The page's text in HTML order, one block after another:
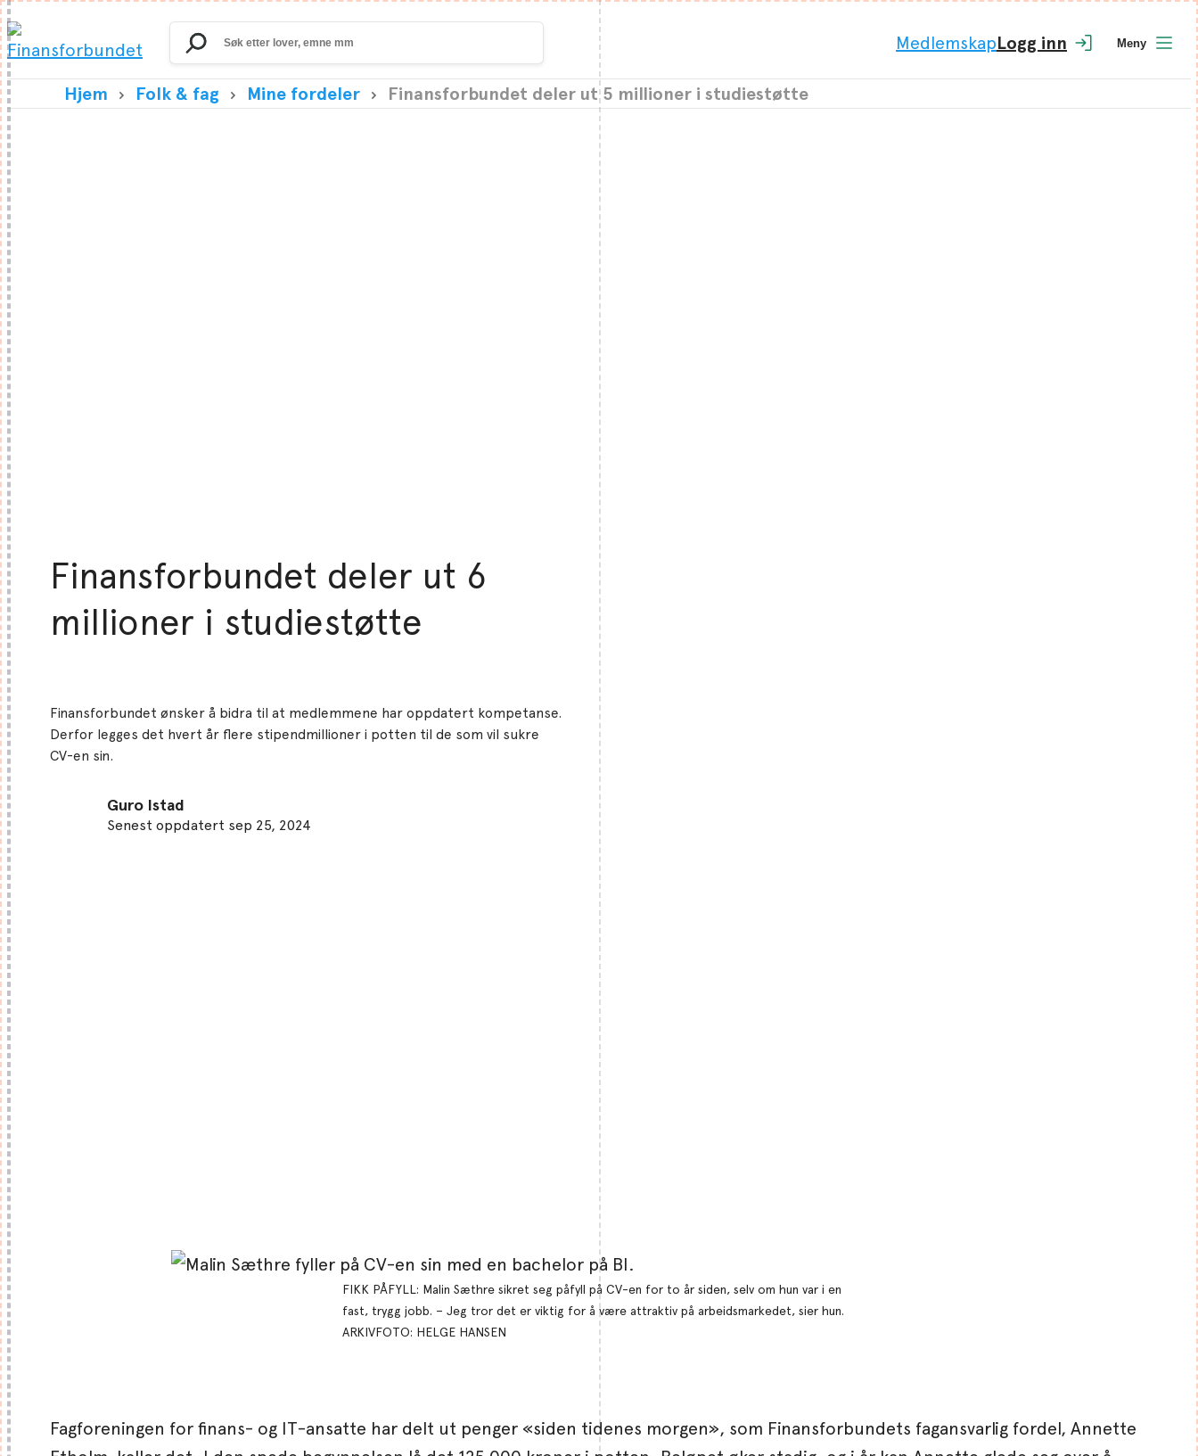
Search
for:
MedlemskapLogg inn Meny
Hjem Folk & fag Mine fordeler Finansforbundet deler ut 5 millioner i studiestøtte
Finansforbundet deler ut 6
millioner i studiestøtte
Finansforbundet ønsker å bidra til at medlemmene har oppdatert kompetanse.
Derfor legges det hvert år flere stipendmillioner i potten til de som vil sukre
CV-en sin.
Guro Istad
Senest oppdatert sep 25, 2024
FIKK PÅFYLL: Malin Sæthre sikret seg påfyll på CV-en for to år siden, selv om hun var i en
fast, trygg jobb. – Jeg tror det er viktig for å være attraktiv på arbeidsmarkedet, sier hun.
ARKIVFOTO: HELGE HANSEN
Fagforeningen for finans- og IT-ansatte har delt ut penger «siden tidenes morgen», som Finansforbundets fagansvarlig fordel, Annette